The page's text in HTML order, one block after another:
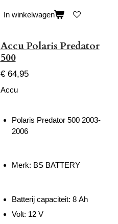
In winkelwagen
Accu Polaris Predator
500
€ 64,95
Accu
Polaris Predator 500 2003-
2006
Merk: BS BATTERY
Batterij capaciteit: 8 Ah
Volt: 12 V